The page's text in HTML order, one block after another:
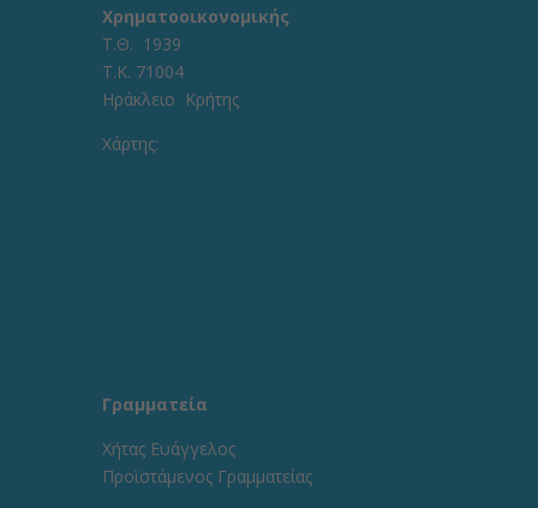
Χρηματοοικονομικής
Τ.Θ. 1939
Τ.Κ. 71004
Ηράκλειο Κρήτης
Χάρτης:
Γραμματεία
Χήτας Ευάγγελος
Προϊστάμενος Γραμματείας